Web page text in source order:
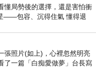
懂局勢後的選擇，還是害怕衝
——包容、沉得住氣 懂得退
張照片(如上)，心裡忽然明亮
了一篇「白痴愛做夢」台長寫
瘋狂愛上